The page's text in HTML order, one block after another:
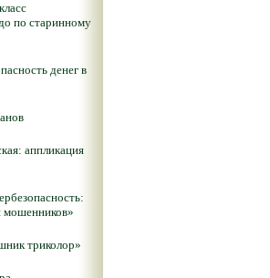
по старинному
денег в
аппликация
мошенников»
триколор»